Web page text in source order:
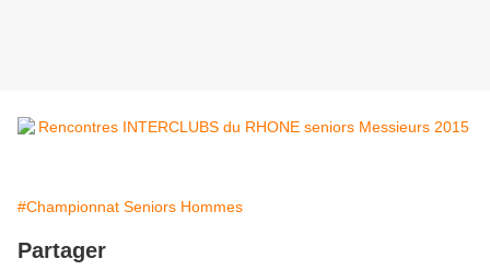
#Championnat Seniors Hommes
Partager